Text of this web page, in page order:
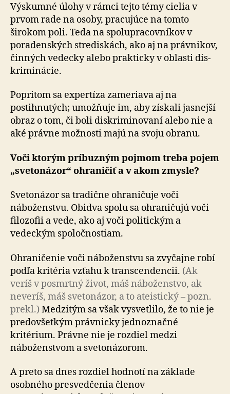
Výskumné úlohy v rámci tejto témy cielia v
prvom rade na osoby, pracujúce na tomto
širokom poli. Teda na spo­lu­pra­cov­ní­kov v
poradenských strediskách, ako aj na práv­ni­kov,
činných vedecky alebo prakticky v oblasti dis­
kri­mi­ná­cie.
Popritom sa expertíza zameriava aj na
postihnutých; umožňuje im, aby získali jasnejší
obraz o tom, či boli diskriminovaní alebo nie a
aké právne možnosti majú na svoju obranu.
Voči ktorým príbuzným pojmom treba pojem
„sve­to­ná­zor“ ohraničiť a v akom zmysle?
Svetonázor sa tradične ohraničuje voči
náboženstvu. Obidva spolu sa ohraničujú voči
filozofii a vede, ako aj voči politickým a
vedeckým spoločnostiam.
Ohraničenie voči náboženstvu sa zvyčajne robí
podľa kritéria vzťahu k transcendencii. (Ak
veríš v posmrtný život, máš náboženstvo, ak
neveríš, máš svetonázor, a to ateistický – pozn.
prekl.)Medzitým sa však vysvetlilo, že to nie je
predovšetkým právnicky jednoznačné
kritérium. Právne nie je rozdiel medzi
náboženstvom a sve­to­ná­zo­rom.
A preto sa dnes rozdiel hodnotí na základe
osobného presvedčenia členov